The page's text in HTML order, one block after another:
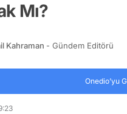
Mı?
Kahraman - Gündem Editörü
Onedio’yu